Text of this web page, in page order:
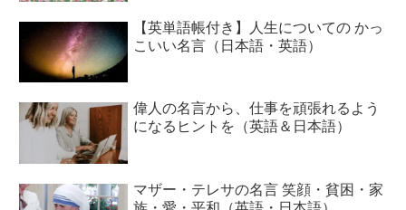
【英単語帳付き】人生についての かっ
こいい名言（日本語・英語）
偉人の名言から、仕事を頑張れるよう
になるヒントを（英語＆日本語）
マザー・テレサの名言 笑顔・貧困・家